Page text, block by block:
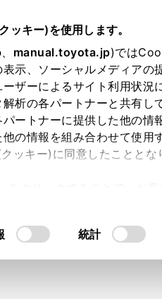
ッキー)を使用します。
、 manual.toyota.jp)では
示、ソーシャルメディアの
ザーによるサイト利用状
析の各パートナーと共有
ートナーに提供した他の
の情報を組み合わせて使
ッキー)に同意したこととな
統計